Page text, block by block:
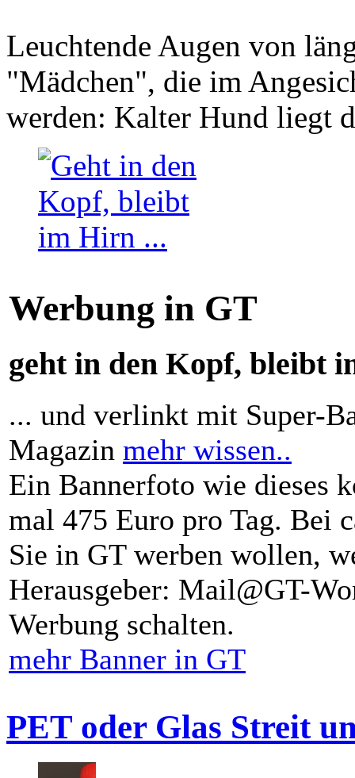
Leuchtende Augen von
"Mädchen", die im
werden: Kalter Hund liegt
Werbung in GT
geht in den Kopf, bleibt
... und verlinkt mit Super-
Magazin mehr wissen..
Ein Bannerfoto wie dieses
mal 475 Euro pro Tag. Bei
Sie in GT werben wollen,
Herausgeber: Mail@GT-
Werbung schalten.
mehr Banner in GT
PET oder Glas Streit